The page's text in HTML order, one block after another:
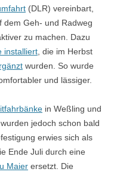
(DLR) vereinbart,
dem Geh- und Radweg
zu machen. Dazu
installiert, die im Herbst
wurden. So wurde
und lässiger.
in Weßling und
jedoch schon bald
erwies sich als
Ende Juli durch eine
Maier ersetzt. Die